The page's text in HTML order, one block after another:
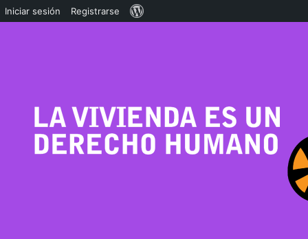
Iniciar sesión Registrarse